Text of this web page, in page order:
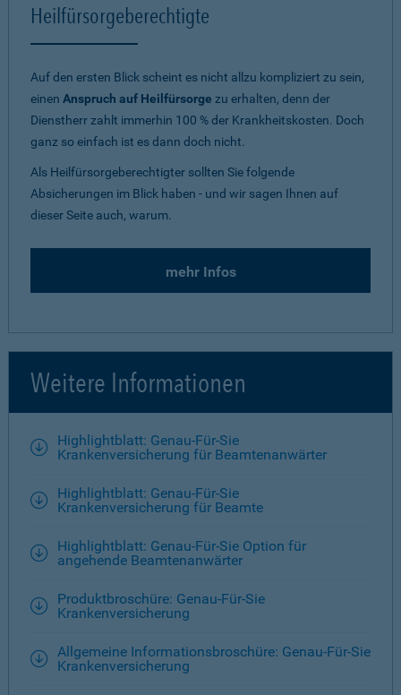
Heilfürsorgeberechtigte
Auf den ersten Blick scheint es nicht allzu kompliziert zu sein,
einen Anspruch auf Heilfürsorge zu erhalten, denn der
Dienstherr zahlt immerhin 100 % der Krankheitskosten. Doch
ganz so einfach ist es dann doch nicht.
Als Heilfürsorgeberechtigter sollten Sie folgende
Absicherungen im Blick haben - und wir sagen Ihnen auf
dieser Seite auch, warum.
mehr Infos
Weitere Informationen
Highlightblatt: Genau-Für-Sie
Krankenversicherung für Beamtenanwärter
Highlightblatt: Genau-Für-Sie
Krankenversicherung für Beamte
Highlightblatt: Genau-Für-Sie Option für
angehende Beamtenanwärter
Produktbroschüre: Genau-Für-Sie
Krankenversicherung
Allgemeine Informationsbroschüre: Genau-Für-Sie
Krankenversicherung